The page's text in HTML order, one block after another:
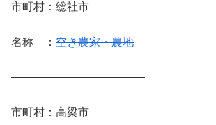
市町村：総社市
名称 ： 空き農家・農地
————————————
市町村：高梁市